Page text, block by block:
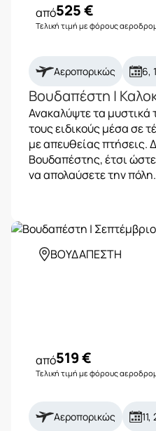
από525€
Τελική τιμή με φόρους
Αεροπορικώς 6,
Βουδαπέστη |
Ανακαλύψτε τα
τους ειδικούς μέσα σε
με απευθείας πτήσεις.
Βουδαπέστης, έτσι
να απολαύσετε την
ΒΟΥΔΑΠΕΣΤΗ
από519€
Τελική τιμή με φόρους
Αεροπορικώς